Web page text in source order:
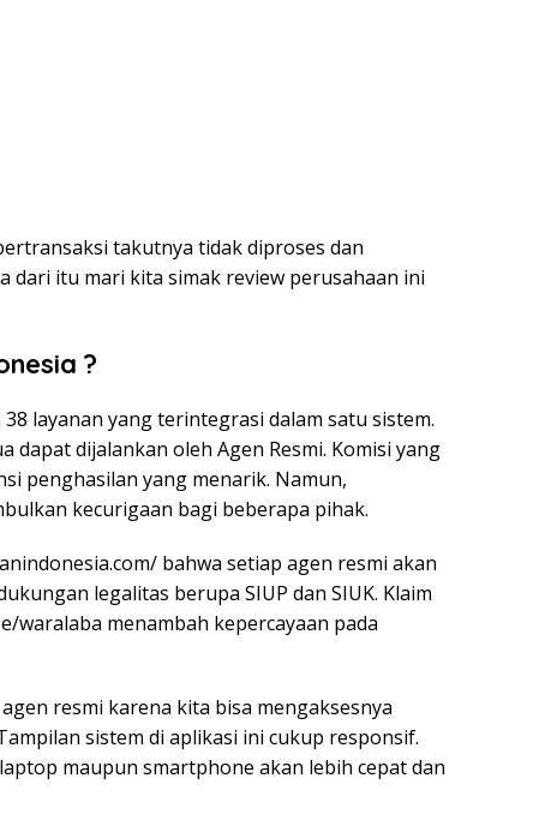
takutnya tidak diproses dan
dari itu mari kita simak review perusahaan ini
?
layanan yang terintegrasi dalam satu sistem.
dapat dijalankan oleh Agen Resmi. Komisi yang
penghasilan yang menarik. Namun,
kecurigaan bagi beberapa pihak.
bahwa setiap agen resmi akan
legalitas berupa SIUP dan SIUK. Klaim
waralaba menambah kepercayaan pada
resmi karena kita bisa mengaksesnya
sistem di aplikasi ini cukup responsif.
maupun smartphone akan lebih cepat dan